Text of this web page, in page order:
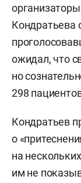
Кондратьева
ожидал, что
но
298
Кондратьев
о
на
им не